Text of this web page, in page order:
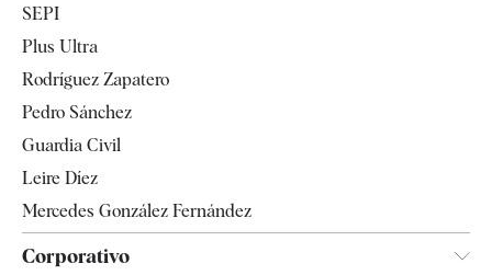
Televisión
SEPI
Plus Ultra
Rodríguez Zapatero
Pedro Sánchez
Guardia Civil
Leire Díez
Mercedes González Fernández
Corporativo